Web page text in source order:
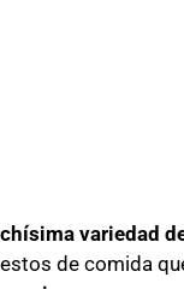
variedad
de comida